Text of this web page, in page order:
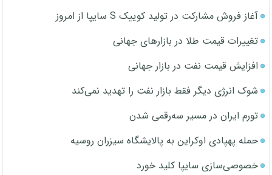
آغاز فروش مشارکت در تولید کوییک S سایپا از امروز
تغییرات قیمت طلا در بازارهای جهانی
افزایش قیمت نفت در بازار جهانی
شوک انرژی دیگر فقط بازار نفت را تهدید نمی‌کند
تورم ایران در مسیر سه‌رقمی شدن
حمله پهپادی اوکراین به پالایشگاه سیزران روسیه
خصوصی‌سازی سایپا کلید خورد